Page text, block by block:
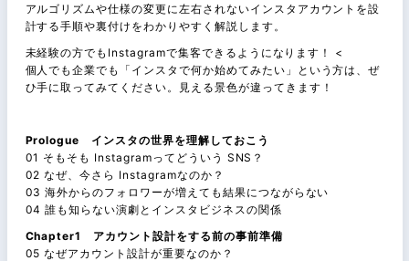
アルゴリズムや仕様の変更に左右されないインスタアカウントを設
計する手順や裏付けをわかりやすく解説します。
未経験の方でもInstagramで集客できるようになります！ <
個人でも企業でも「インスタで何か始めてみたい」という方は、ぜ
ひ手に取ってみてください。見える景色が違ってきます！
Prologue インスタの世界を理解しておこう
01 そもそも Instagramってどういう SNS？
02 なぜ、今さら Instagramなのか？
03 海外からのフォロワーが増えても結果につながらない
04 誰も知らない演劇とインスタビジネスの関係
Chapter1 アカウント設計をする前の事前準備
05 なぜアカウント設計が重要なのか？